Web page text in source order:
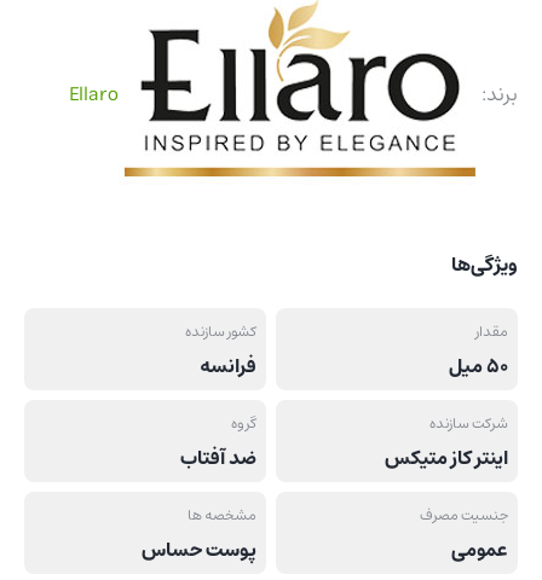
برند: Ellaro
ویژگی‌ها
مقدار
50 میل
کشور سازنده
فرانسه
شرکت سازنده
اینتر کاز متیکس
گروه
ضد آفتاب
جنسیت مصرف
عمومی
مشخصه ها
پوست حساس